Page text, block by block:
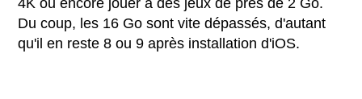
Du coup, les 16 Go sont vite dépassés, d'autant
qu'il en reste 8 ou 9 après installation d'iOS.